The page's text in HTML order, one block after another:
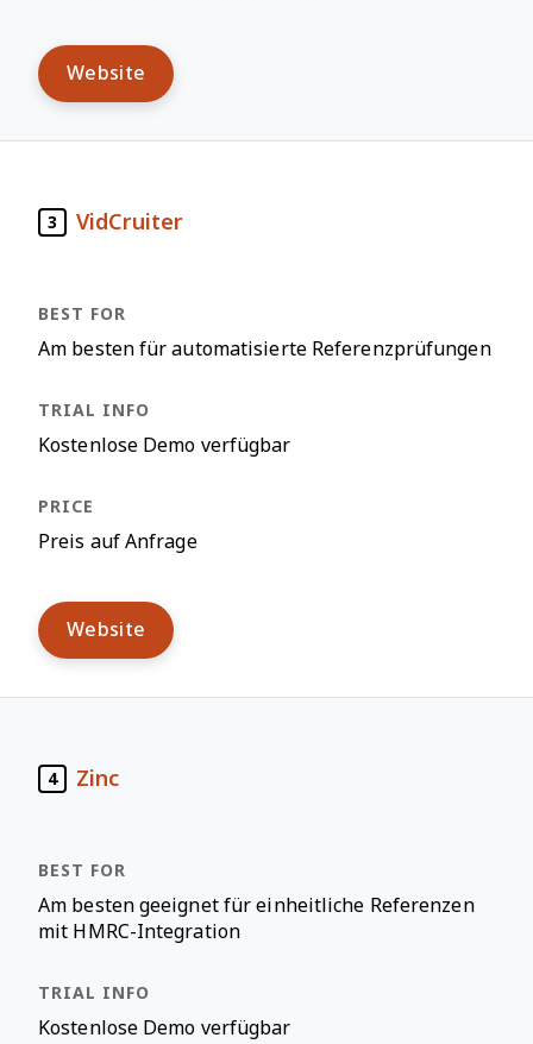
Website
3 VidCruiter
Am besten für automatisierte Referenzprüfungen
Kostenlose Demo verfügbar
Preis auf Anfrage
Website
4 Zinc
Am besten geeignet für einheitliche Referenzen
mit HMRC-Integration
Kostenlose Demo verfügbar